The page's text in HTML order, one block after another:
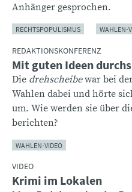
Anhänger gesprochen.
RECHTSPOPULISMUS WAHLEN-
REDAKTIONSKONFERENZ
Mit guten Ideen
Die drehscheibewar bei
Wahlen dabei und hörte
um. Wie werden sie über
berichten?
WAHLEN-VIDEO
VIDEO
Krimi im Lokalen